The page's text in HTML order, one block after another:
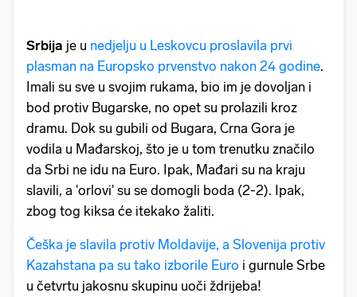
Srbija je u nedjelju u Leskovcu proslavila prvi
plasman na Europsko prvenstvo nakon 24 godine.
Imali su sve u svojim rukama, bio im je dovoljan i
bod protiv Bugarske, no opet su prolazili kroz
dramu. Dok su gubili od Bugara, Crna Gora je
vodila u Mađarskoj, što je u tom trenutku značilo
da Srbi ne idu na Euro. Ipak, Mađari su na kraju
slavili, a 'orlovi' su se domogli boda (2-2). Ipak,
zbog tog kiksa će itekako žaliti.
Češka je slavila protiv Moldavije, a Slovenija protiv
Kazahstana pa su tako izborile Euro i gurnule Srbe
u četvrtu jakosnu skupinu uoči ždrijeba!